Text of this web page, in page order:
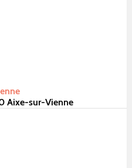
Aixe-sur-Vienne